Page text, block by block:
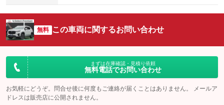
無料 この車両に関するお問い合わせ
まずは在庫確認・見積り依頼
無料電話でお問い合わせ
お気軽にどうぞ。問合せ後に何度もご連絡が届くことはありません。 メールア
ドレスは販売店に公開されません。